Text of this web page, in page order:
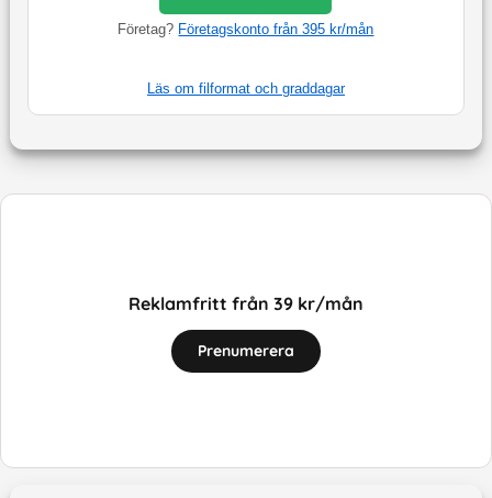
Företag? Företagskonto från 395 kr/mån
Läs om filformat och graddagar
Reklamfritt från 39 kr/mån
Prenumerera